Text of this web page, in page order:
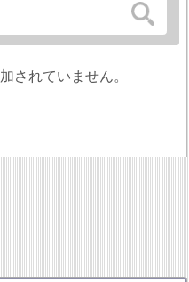
されていません。